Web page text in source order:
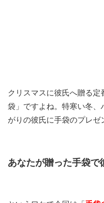
クリスマスに彼氏へ贈る
袋」ですよね。特寒い冬
がりの彼氏に手袋のプレゼ
あなたが贈った手袋